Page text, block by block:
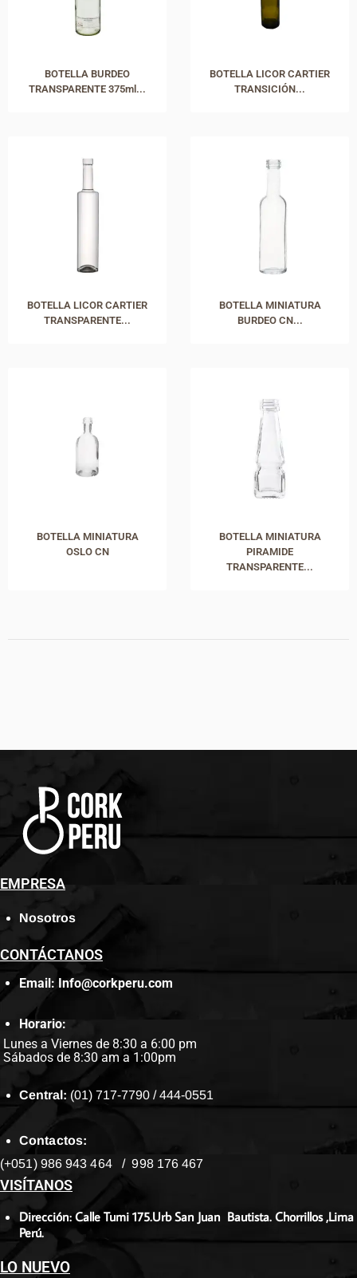
BOTELLA BURDEO
TRANSPARENTE 375ml...
BOTELLA LICOR CARTIER
TRANSICIÓN...
BOTELLA LICOR CARTIER
TRANSPARENTE...
BOTELLA MINIATURA
BURDEO CN...
BOTELLA MINIATURA
OSLO CN
BOTELLA MINIATURA
PIRAMIDE
TRANSPARENTE...
EMPRESA
Nosotros
CONTÁCTANOS
Email: Info@corkperu.com
Horario:
Lunes a Viernes de 8:30 a 6:00 pm
Sábados de 8:30 am a 1:00pm
Central: (01) 717-7790 / 444-0551
Contactos:
(+051) 986 943 464 / 998 176 467
VISÍTANOS
Dirección: Calle Tumi 175.Urb San Juan Bautista. Chorrillos ,Lima
Perú.
LO NUEVO